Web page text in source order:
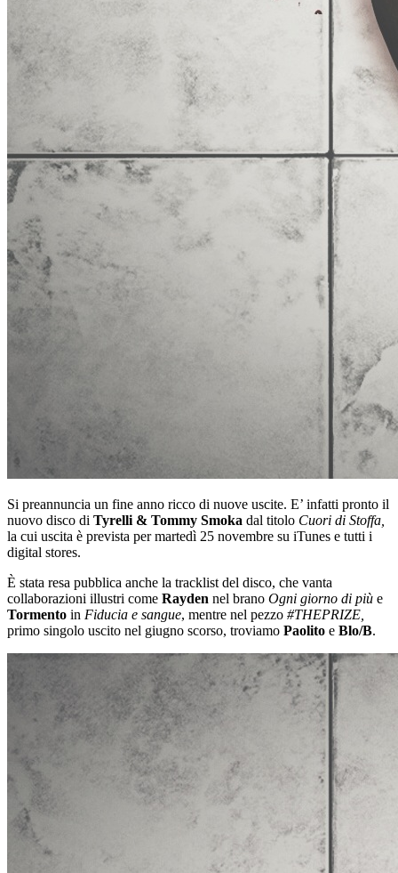
Si preannuncia un fine anno ricco di nuove uscite. E’ infatti pronto il
nuovo disco di Tyrelli & Tommy Smoka dal titolo Cuori di Stoffa,
la cui uscita è prevista per martedì 25 novembre su iTunes e tutti i
digital stores.
È stata resa pubblica anche la tracklist del disco, che vanta
collaborazioni illustri come Rayden nel brano Ogni giorno di più e
Tormento in Fiducia e sangue, mentre nel pezzo #THEPRIZE,
primo singolo uscito nel giugno scorso, troviamo Paolito e Blo/B.